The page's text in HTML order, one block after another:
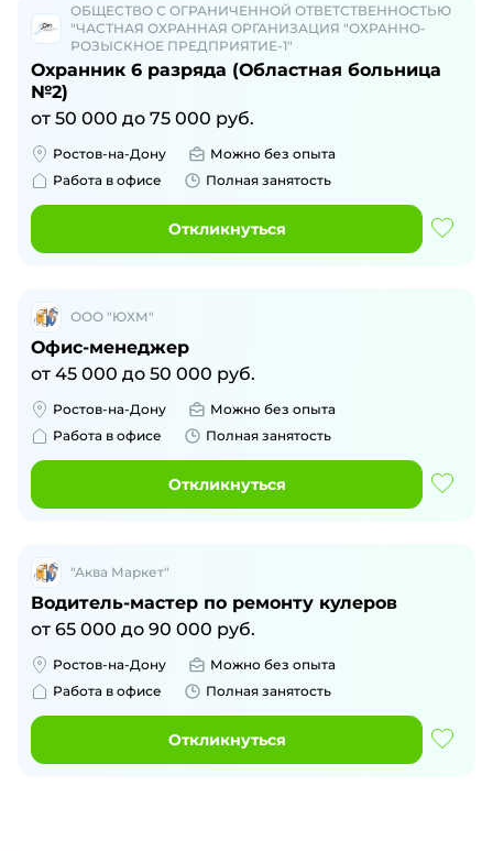
ОБЩЕСТВО С ОГРАНИЧЕННОЙ ОТВЕТСТВЕННОСТЬЮ
"ЧАСТНАЯ ОХРАННАЯ ОРГАНИЗАЦИЯ "ОХРАННО-
РОЗЫСКНОЕ ПРЕДПРИЯТИЕ-1"
Охранник 6 разряда (Областная больница
№2)
от 50 000 до 75 000 руб.
Ростов-на-Дону
Можно без опыта
Работа в офисе
Полная занятость
Откликнуться
ООО "ЮХМ"
Офис-менеджер
от 45 000 до 50 000 руб.
Ростов-на-Дону
Можно без опыта
Работа в офисе
Полная занятость
Откликнуться
"Аква Маркет"
Водитель-мастер по ремонту кулеров
от 65 000 до 90 000 руб.
Ростов-на-Дону
Можно без опыта
Работа в офисе
Полная занятость
Откликнуться